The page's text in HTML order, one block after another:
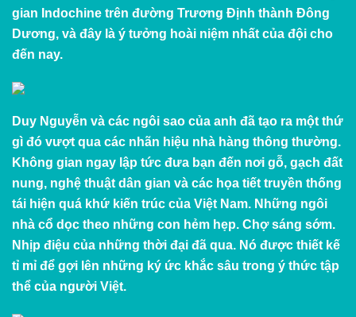
gian Indochine trên đường Trương Định thành Đông
Dương, và đây là ý tưởng hoài niệm nhất của đội cho
đến nay.
Duy Nguyễn và các ngôi sao của anh đã tạo ra một thứ
gì đó vượt qua các nhãn hiệu nhà hàng thông thường.
Không gian ngay lập tức đưa bạn đến nơi gỗ, gạch đất
nung, nghệ thuật dân gian và các họa tiết truyền thống
tái hiện quá khứ kiến ​​trúc của Việt Nam. Những ngôi
nhà cổ dọc theo những con hẻm hẹp. Chợ sáng sớm.
Nhịp điệu của những thời đại đã qua. Nó được thiết kế
tỉ mỉ để gợi lên những ký ức khắc sâu trong ý thức tập
thể của người Việt.